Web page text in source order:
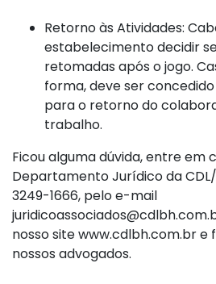
Retorno às Atividades:
estabelecimento decidir
retomadas após o jogo.
forma, deve ser
para o retorno do
trabalho.
Ficou alguma dúvida, entre em
Departamento Jurídico da
3249-1666, pelo e-mail
nosso site www.cdlbh.com.br e
nossos advogados.